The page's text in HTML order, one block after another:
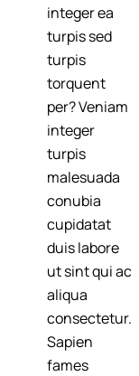
integer ea
turpis sed
turpis
torquent
per? Veniam
integer
turpis
malesuada
conubia
cupidatat
duis labore
ut sint qui ac
aliqua
consectetur.
Sapien
fames